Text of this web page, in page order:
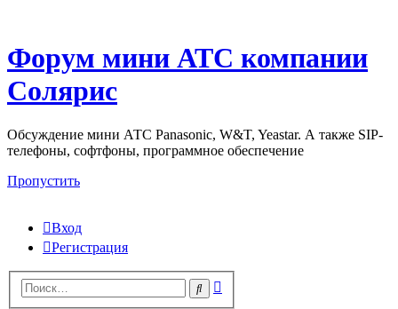
Форум мини АТС компании
Солярис
Обсуждение мини АТС Panasonic, W&T, Yeastar. А также SIP-
телефоны, софтфоны, программное обеспечение
Пропустить
Вход
Регистрация
Поиск